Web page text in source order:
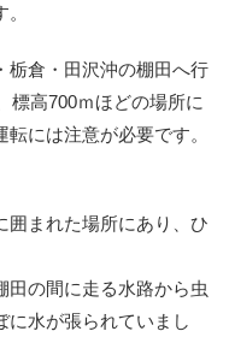
栃倉・田沢沖の棚田へ行
標高700ｍほどの場所に
には注意が必要です。
囲まれた場所にあり、ひ
田の間に走る水路から虫
に水が張られていまし